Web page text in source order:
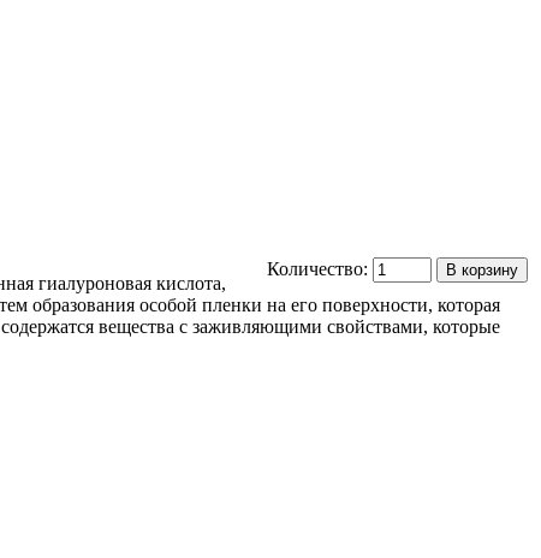
Количество: В корзину
гиалуроновая кислота,
образования особой пленки на его поверхности, которая
вещества с заживляющими свойствами, которые